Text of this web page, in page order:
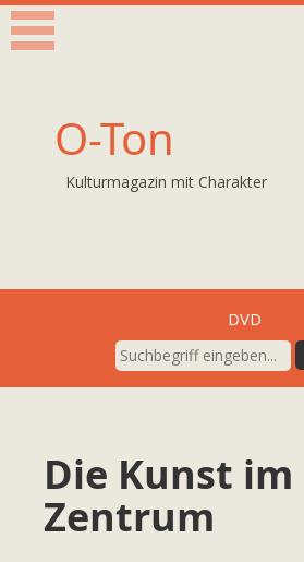
O-Ton
Kulturmagazin mit Charakter
DVD
Die Kunst im
Zentrum